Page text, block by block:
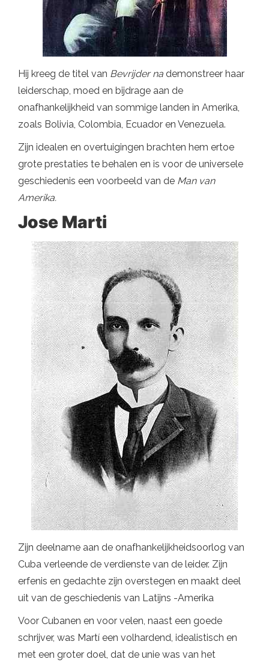
Hij kreeg de titel van Bevrijder na demonstreer haar
leiderschap, moed en bijdrage aan de
onafhankelijkheid van sommige landen in Amerika,
zoals Bolivia, Colombia, Ecuador en Venezuela.
Zijn idealen en overtuigingen brachten hem ertoe
grote prestaties te behalen en is voor de universele
geschiedenis een voorbeeld van de Man van
Amerika.
Jose Marti
Zijn deelname aan de onafhankelijkheidsoorlog van
Cuba verleende de verdienste van de leider. Zijn
erfenis en gedachte zijn overstegen en maakt deel
uit van de geschiedenis van Latijns -Amerika
Voor Cubanen en voor velen, naast een goede
schrijver, was Martí een volhardend, idealistisch en
met een groter doel, dat de unie was van het